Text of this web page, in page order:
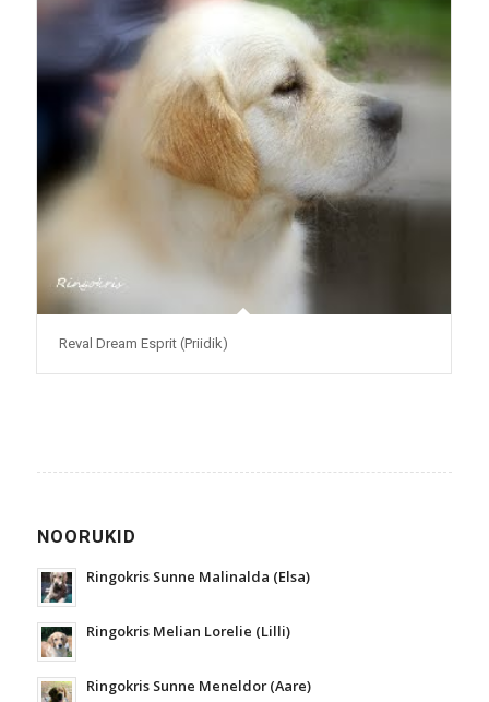
Reval Dream Esprit (Priidik)
NOORUKID
Ringokris Sunne Malinalda (Elsa)
Ringokris Melian Lorelie (Lilli)
Ringokris Sunne Meneldor (Aare)